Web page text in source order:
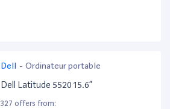
Dell - Ordinateur portable
Dell Latitude 5520 15.6”
327 offers from: